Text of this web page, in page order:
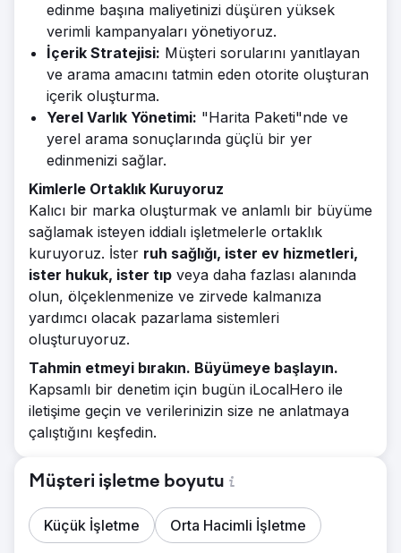
edinme başına maliyetinizi düşüren yüksek
verimli kampanyaları yönetiyoruz.
İçerik Stratejisi: Müşteri sorularını yanıtlayan
ve arama amacını tatmin eden otorite oluşturan
içerik oluşturma.
Yerel Varlık Yönetimi: "Harita Paketi"nde ve
yerel arama sonuçlarında güçlü bir yer
edinmenizi sağlar.
Kimlerle Ortaklık Kuruyoruz
Kalıcı bir marka oluşturmak ve anlamlı bir büyüme
sağlamak isteyen iddialı işletmelerle ortaklık
kuruyoruz. İster ruh sağlığı, ister ev hizmetleri,
ister hukuk, ister tıp veya daha fazlası alanında
olun, ölçeklenmenize ve zirvede kalmanıza
yardımcı olacak pazarlama sistemleri
oluşturuyoruz.
Tahmin etmeyi bırakın. Büyümeye başlayın.
Kapsamlı bir denetim için bugün iLocalHero ile
iletişime geçin ve verilerinizin size ne anlatmaya
çalıştığını keşfedin.
Müşteri işletme boyutu
Küçük İşletme Orta Hacimli İşletme